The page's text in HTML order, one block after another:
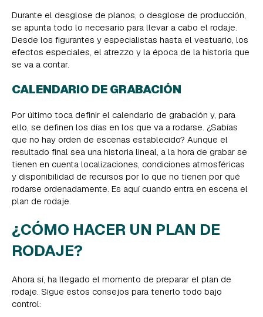
Durante el desglose de planos, o desglose de producción,
se apunta todo lo necesario para llevar a cabo el rodaje.
Desde los figurantes y especialistas hasta el vestuario, los
efectos especiales, el atrezzo y la época de la historia que
se va a contar.
CALENDARIO DE GRABACIÓN
Por último toca definir el calendario de grabación y, para
ello, se definen los días en los que va a rodarse. ¿Sabías
que no hay orden de escenas establecido? Aunque el
resultado final sea una historia lineal, a la hora de grabar se
tienen en cuenta localizaciones, condiciones atmosféricas
y disponibilidad de recursos por lo que no tienen por qué
rodarse ordenadamente. Es aquí cuando entra en escena el
plan de rodaje.
¿CÓMO HACER UN PLAN DE
RODAJE?
Ahora sí, ha llegado el momento de preparar el plan de
rodaje. Sigue estos consejos para tenerlo todo bajo
control: